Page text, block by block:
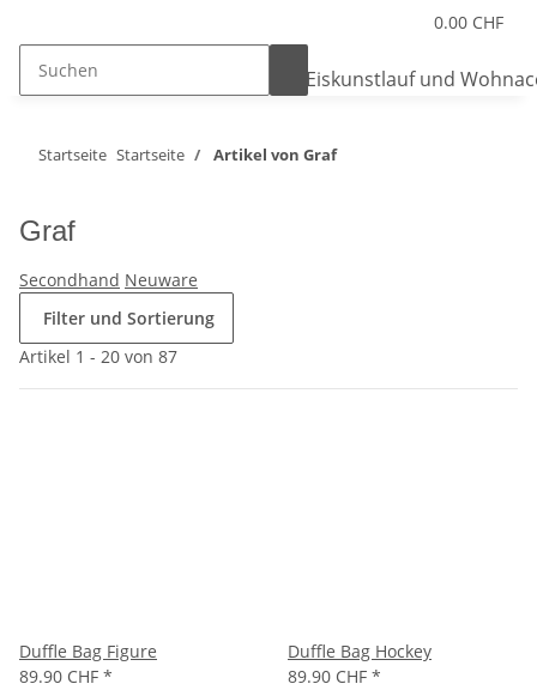
0.00 CHF
Startseite Startseite Artikel von Graf
Graf
Secondhand Neuware
Filter und Sortierung
Artikel 1 - 20 von 87
Duffle Bag Figure
89.90 CHF *
Duffle Bag Hockey
89.90 CHF *